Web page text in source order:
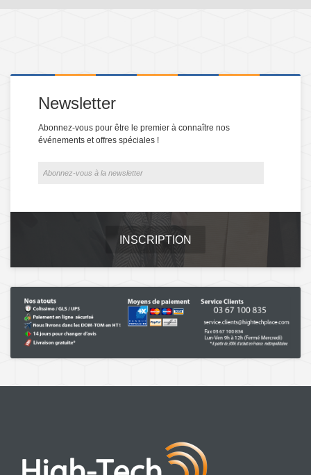
Newsletter
Abonnez-vous pour être le premier à connaître nos
événements et offres spéciales !
INSCRIPTION